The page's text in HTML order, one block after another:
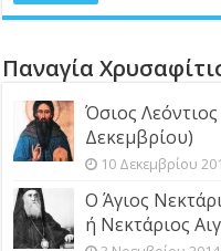
Παναγία
Όσιος
Δεκεμβρίου)
10 Δεκεμβρίου
Ο Άγιος
ή Νεκτάριος